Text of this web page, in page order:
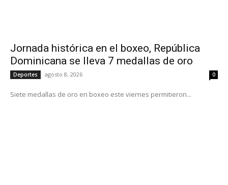
Jornada histórica en el boxeo, República
Dominicana se lleva 7 medallas de oro
Deportes agosto 8, 2026 0
Siete medallas de oro en boxeo este viernes permitieron...